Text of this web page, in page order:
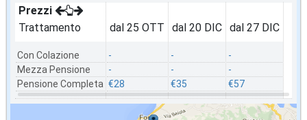
Prezzi
Trattamento
Con Colazione
Mezza Pensione
Pensione Completa
dal 25 OTT
-
-
€28
dal 20 DIC
-
-
€35
dal 27 DIC
-
-
€57